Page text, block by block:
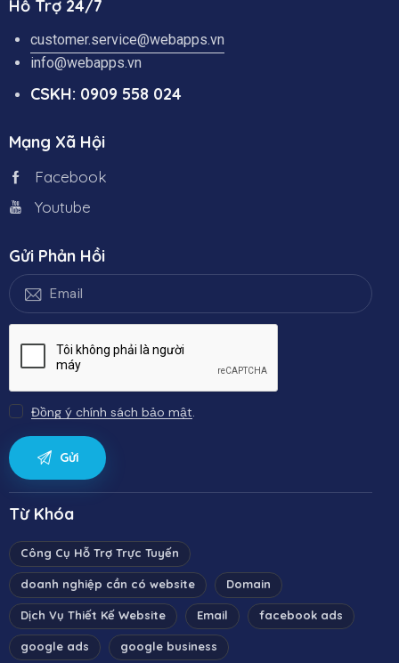
Hỗ Trợ 24/7
customer.service@webapps.vn
info@webapps.vn
CSKH: 0909 558 024
Mạng Xã Hội
Facebook
Youtube
Gửi Phản Hồi
Đồng ý chính sách bảo mật
Từ Khóa
Công Cụ Hỗ Trợ Trực Tuyến
doanh nghiệp cần có website Domain
Dịch Vụ Thiết Kế Website Email facebook ads
google ads google business